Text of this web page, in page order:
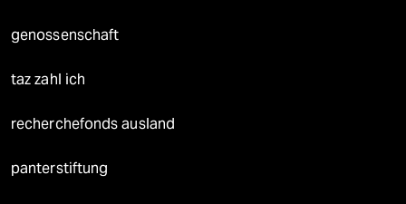
genossenschaft
taz zahl ich
recherchefonds ausland
panterstiftung